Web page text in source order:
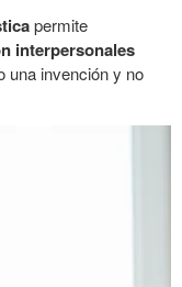
permite
interpersonales
una invención y no